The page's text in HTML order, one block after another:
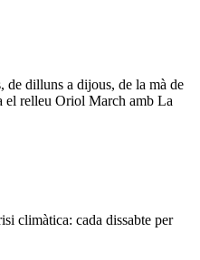
de dilluns a dijous, de la mà de
el relleu Oriol March amb La
climàtica: cada dissabte per